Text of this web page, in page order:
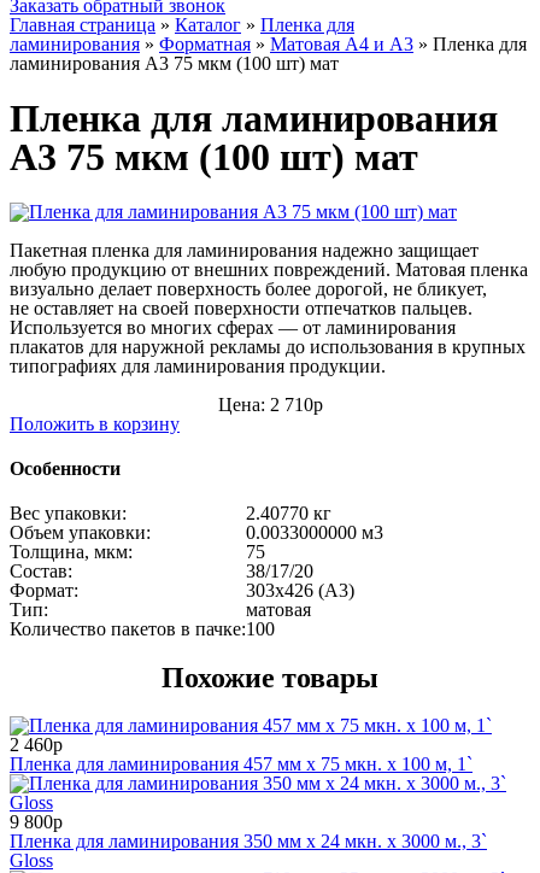
Заказать обратный звонок
Главная страница » Каталог » Пленка для
ламинирования » Форматная » Матовая А4 и А3 » Пленка для
ламинирования А3 75 мкм (100 шт) мат
Пленка для ламинирования
А3 75 мкм (100 шт) мат
Пакетная пленка для ламинирования надежно защищает
любую продукцию от внешних повреждений. Матовая пленка
визуально делает поверхность более дорогой, не бликует,
не оставляет на своей поверхности отпечатков пальцев.
Используется во многих сферах — от ламинирования
плакатов для наружной рекламы до использования в крупных
типографиях для ламинирования продукции.
Цена: 2 710р
Положить в корзину
Особенности
Вес упаковки:
2.40770 кг
Объем упаковки:
0.0033000000 м3
Толщина, мкм:
75
Состав:
38/17/20
Формат:
303x426 (A3)
Тип:
матовая
Количество пакетов в пачке:100
Похожие товары
2 460р
Пленка для ламинирования 457 мм x 75 мкн. x 100 м, 1`
9 800р
Пленка для ламинирования 350 мм x 24 мкн. x 3000 м., 3`
Gloss